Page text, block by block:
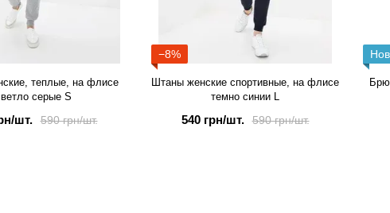
теплые, на флисе
серые S
590 грн/шт.
шт.
−8%
Штаны женские спортивные, на флисе
темно синии L
590 грн/шт.
540 грн/шт.